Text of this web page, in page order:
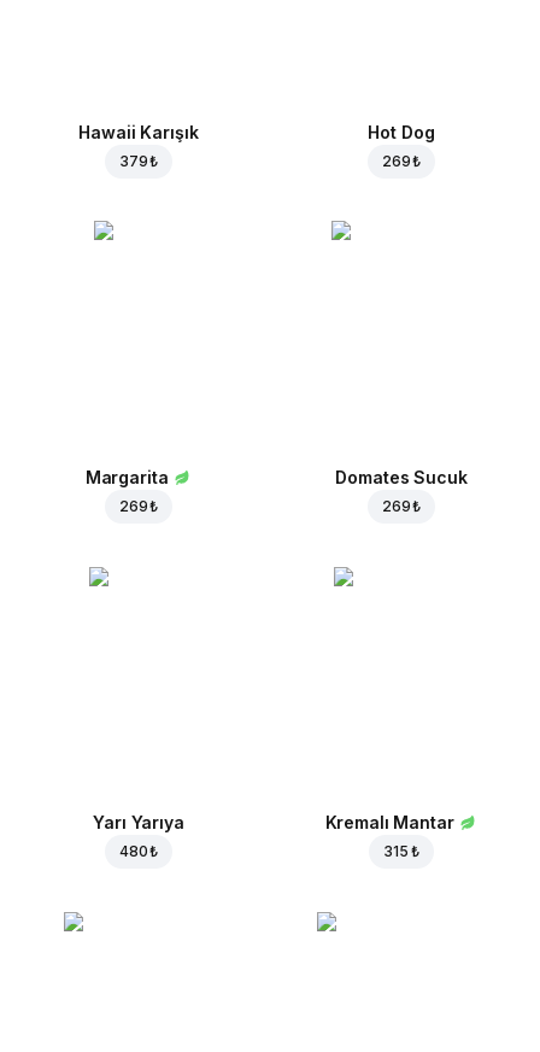
Hawaii Karışık
379 ₺
Hot Dog
269 ₺
Margarita
269 ₺
Domates Sucuk
269 ₺
Yarı Yarıya
480 ₺
Kremalı Mantar
315 ₺